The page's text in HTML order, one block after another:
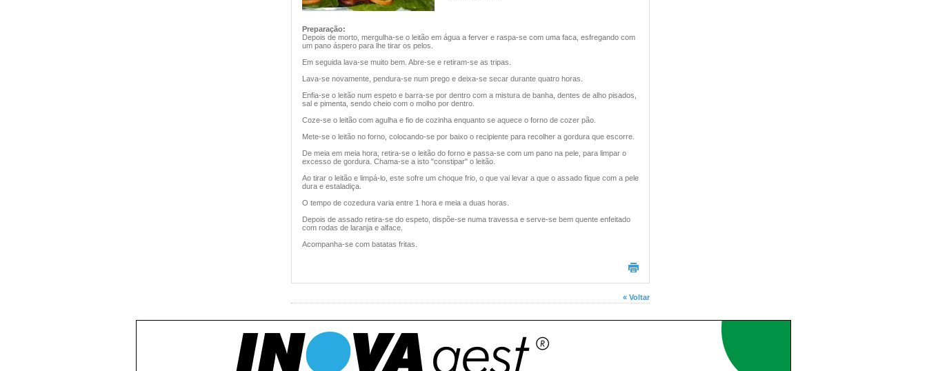
Preparação:
Depois de morto, mergulha-se o leitão em água a ferver e raspa-se com uma faca, esfregando com
um pano áspero para lhe tirar os pelos.
Em seguida lava-se muito bem. Abre-se e retiram-se as tripas.
Lava-se novamente, pendura-se num prego e deixa-se secar durante quatro horas.
Enfia-se o leitão num espeto e barra-se por dentro com a mistura de banha, dentes de alho pisados,
sal e pimenta, sendo cheio com o molho por dentro.
Coze-se o leitão com agulha e fio de cozinha enquanto se aquece o forno de cozer pão.
Mete-se o leitão no forno, colocando-se por baixo o recipiente para recolher a gordura que escorre.
De meia em meia hora, retira-se o leitão do forno e passa-se com um pano na pele, para limpar o
excesso de gordura. Chama-se a isto "constipar" o leitão.
Ao tirar o leitão e limpá-lo, este sofre um choque frio, o que vai levar a que o assado fique com a pele
dura e estaladiça.
O tempo de cozedura varia entre 1 hora e meia a duas horas.
Depois de assado retira-se do espeto, dispõe-se numa travessa e serve-se bem quente enfeitado
com rodas de laranja e alface.
Acompanha-se com batatas fritas.
« Voltar